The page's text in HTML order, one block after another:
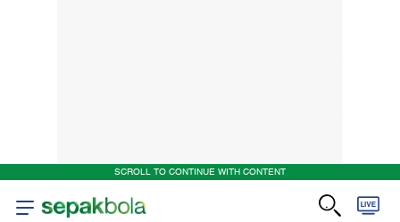
SCROLL TO CONTINUE WITH CONTENT